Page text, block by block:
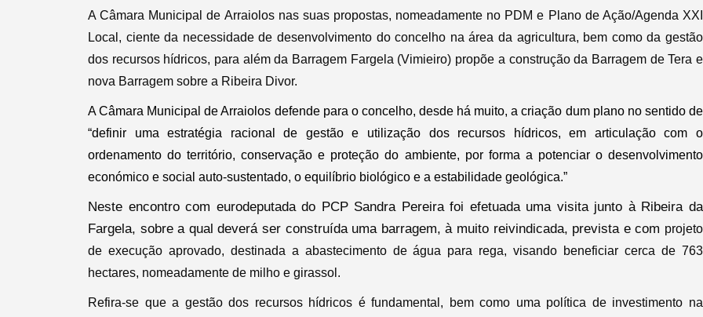
Filtros
A Câmara Municipal de Arraiolos nas suas propostas, nomeadamente no PDM e Plano de Ação/Agenda XXI
Local, ciente da necessidade de desenvolvimento do concelho na área da agricultura, bem como da gestão
dos recursos hídricos, para além da Barragem Fargela (Vimieiro) propõe a construção da Barragem de Tera e
nova Barragem sobre a Ribeira Divor.
A Câmara Municipal de Arraiolos defende para o concelho, desde há muito, a criação dum plano no sentido de
“definir uma estratégia racional de gestão e utilização dos recursos hídricos, em articulação com o
ordenamento do território, conservação e proteção do ambiente, por forma a potenciar o desenvolvimento
económico e social auto-sustentado, o equilíbrio biológico e a estabilidade geológica.”
Neste encontro com eurodeputada do PCP Sandra Pereira foi efetuada uma visita junto à Ribeira da
Fargela, sobre a qual deverá ser construída uma barragem, à muito reivindicada, prevista e com projeto
de execução aprovado, destinada a abastecimento de água para rega, visando beneficiar cerca de 763
hectares, nomeadamente de milho e girassol.
Refira-se que a gestão dos recursos hídricos é fundamental, bem como uma política de investimento na